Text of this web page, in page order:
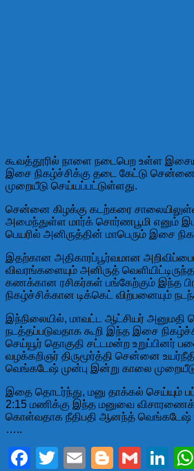
கூவத்தூரில் நாளை நடைபெற உள்ள
இசை நிகழ்ச்சிக்கு தடை கேட்டு
முறையீடு செய்யப்பட்டுள்ளது.
சென்னை கிழக்கு கடற்கரை சாலையிலுள்ள
அமைந்துள்ள மார்க் சொர்ணபூமி எனும்
பெயரில் அனிருத்தின் மாபெரும் இசை
இதற்கான அதிகாரப்பூர்வமான
விவரங்களையும் அனிருத்
கணக்கான ரசிகர்கள் பங்கேற்கும் இந்த
நிகழ்ச்சிக்கான டிக்கெட் விற்பனையும்
இந்நிலையில், மாவட்ட ஆட்சியர் அனுமதி
நடத்தப்படுவதாக கூறி இந்த இசை
செய்யூர் தொகுதி சட்டமன்ற உறுப்பினர்
வழக்கறிஞர் திருமூர்த்தி சென்னை
வெங்கடேஷ் முன்பு இன்று காலை
இதை தொடர்ந்து, மனு தாக்கல் செய்யும்
2:15 மணிக்கு இந்த மனுவை
கொள்வதாக நீதிபதி ஆனந்த் வெங்கடேஷ்
…..
Facebook
Twitter
EmailBlogger
Gmail